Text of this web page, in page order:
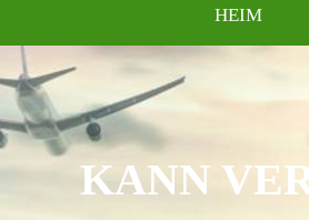
HEIM
KANN